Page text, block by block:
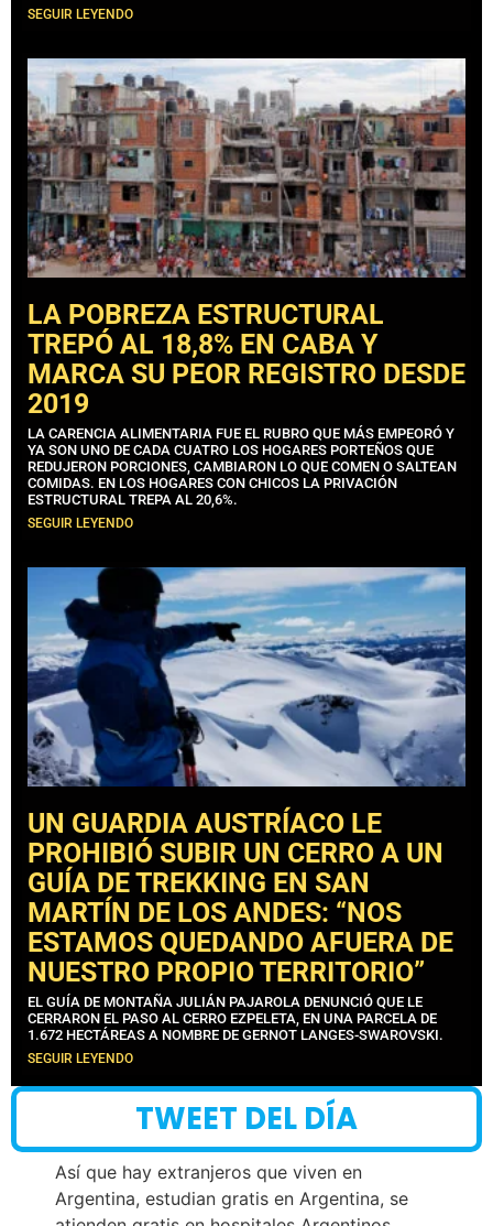
SEGUIR LEYENDO
LA POBREZA ESTRUCTURAL
TREPÓ AL 18,8% EN CABA Y
MARCA SU PEOR REGISTRO DESDE
2019
LA CARENCIA ALIMENTARIA FUE EL RUBRO QUE MÁS EMPEORÓ Y
YA SON UNO DE CADA CUATRO LOS HOGARES PORTEÑOS QUE
REDUJERON PORCIONES, CAMBIARON LO QUE COMEN O SALTEAN
COMIDAS. EN LOS HOGARES CON CHICOS LA PRIVACIÓN
ESTRUCTURAL TREPA AL 20,6%.
SEGUIR LEYENDO
UN GUARDIA AUSTRÍACO LE
PROHIBIÓ SUBIR UN CERRO A UN
GUÍA DE TREKKING EN SAN
MARTÍN DE LOS ANDES: “NOS
ESTAMOS QUEDANDO AFUERA DE
NUESTRO PROPIO TERRITORIO”
EL GUÍA DE MONTAÑA JULIÁN PAJAROLA DENUNCIÓ QUE LE
CERRARON EL PASO AL CERRO EZPELETA, EN UNA PARCELA DE
1.672 HECTÁREAS A NOMBRE DE GERNOT LANGES-SWAROVSKI.
SEGUIR LEYENDO
TWEET DEL DÍA
Así que hay extranjeros que viven en
Argentina, estudian gratis en Argentina, se